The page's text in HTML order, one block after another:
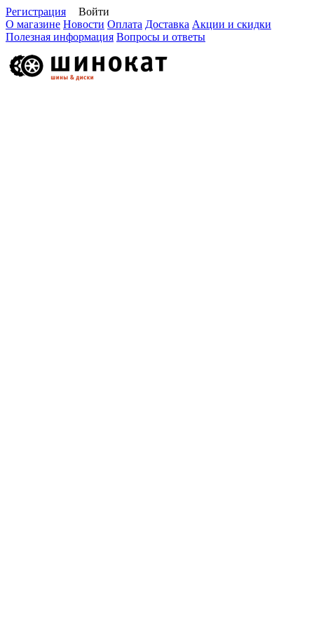
Регистрация
Войти
О магазине Новости Оплата Доставка Акции и скидки
Полезная информация Вопросы и ответы